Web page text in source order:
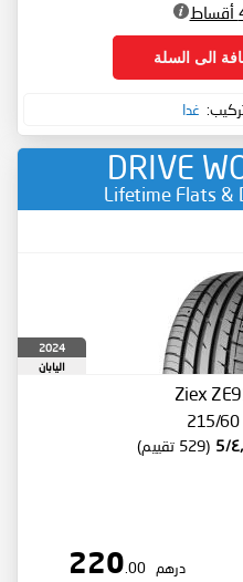
الى السلة
غدا
DRIVE
Lifetime Flats &
2024
اليابان
Ziex
215/60
5 (529 تقييم)
درهم 220
.00